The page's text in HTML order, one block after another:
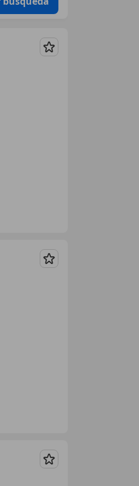
Guardar
Guardar
Guardar